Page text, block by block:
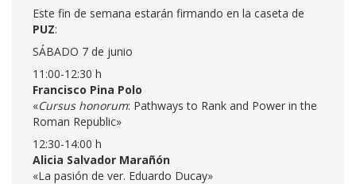
Este fin de semana estarán firmando en la caseta de
PUZ:
SÁBADO 7 de junio
11:00-12:30 h
Francisco Pina Polo
«Cursus honorum: Pathways to Rank and Power in the
Roman Republic»
12:30-14:00 h
Alicia Salvador Marañón
«La pasión de ver. Eduardo Ducay»